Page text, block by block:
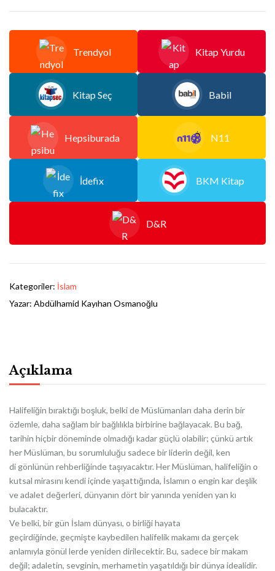
Trendyol Kitap Yurdu
Kitap Seç Babil
Hepsiburada N11
İdefix BKM Kitap
D&R
Kategoriler: İslam
Yazar: Abdülhamid Kayıhan Osmanoğlu
Açıklama
Halifeliğin bıraktığı boşluk, belki de Müslümanları daha derin bir
özlemle, daha sağlam bir bağlılıkla birbirine bağlayacak. Bu bağ,
tarihin hiçbir döneminde olmadığı kadar güçlü olabilir; çünkü artık
her Müslüman, bu sorumluluğu sadece bir liderin değil, ken
di gönlünün rehberliğinde taşıyacaktır. Her Müslüman, halifeliğin o
kutsal mirasını kendi içinde yaşattığında, İslamın o engin kar deşlik
ve adalet değerleri, dünyanın dört bir yanında yeniden yan kı
bulacaktır.
Ve belki, bir gün İslam dünyası, o birliği hayata
geçirdiğinde, geçmişte kaybedilen halifelik makamı da gerçek
anlamıyla gönül lerde yeniden dirilecektir. Bu, sadece bir makam
değil; adaletin, sevginin, merhametin yaşatıldığı bir dünya idealidir.